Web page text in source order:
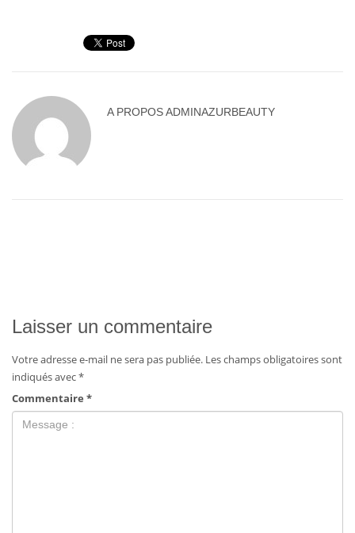
A PROPOSADMINAZURBEAUTY
Laisser un commentaire
Votre adresse e-mail ne sera pas publiée. Les champs obligatoires sont
indiqués avec*
Commentaire *